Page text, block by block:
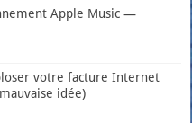
Apple Music —
votre facture Internet
idée)